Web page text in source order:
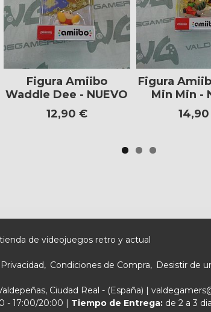
Figura Amiibo
Waddle Dee - NUEVO
12,90 €
Figura
Min Min -
de videojuegos retro y actual
Condiciones de Compra Desistir de
Ciudad Real - (España) |
- 17:00/20:00 | Tiempo de Entrega: de 2 a 3